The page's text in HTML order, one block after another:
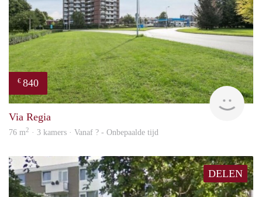
€ 840
rent
Via Regia
76 m2 · 3 kamers · Vanaf ? - Onbepaalde tijd
DELEN